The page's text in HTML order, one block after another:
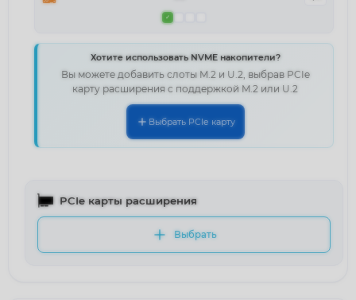
Хотите использовать NVME накопители?
Вы можете добавить слоты M.2 и U.2, выбрав PCIe
карту расширения с поддержкой M.2 или U.2
Выбрать PCIe карту
PCIe карты расширения
Выбрать